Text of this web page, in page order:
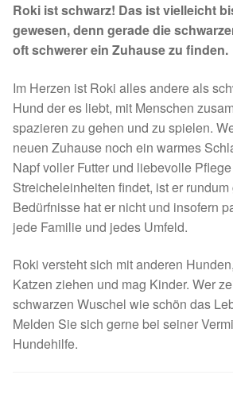
Januar bis Juni 2024
Juli bis Dezember 2023
Januar bis Juni 2023
Spenden 2022
Juli bis Dezember 2022
Januar bis Juni 2022
Spenden 2021
Roki ist schwarz! Das ist vielleicht
gewesen, denn gerade die
oft schwerer ein Zuhause zu finden.
Im Herzen ist Roki alles andere als
Hund der es liebt, mit Menschen
spazieren zu gehen und zu spielen.
neuen Zuhause noch ein warmes
Napf voller Futter und liebevolle
Streicheleinheiten findet, ist er
Bedürfnisse hat er nicht und insofern
jede Familie und jedes Umfeld.
Roki versteht sich mit anderen
Katzen ziehen und mag Kinder. Wer
schwarzen Wuschel wie schön das
Melden Sie sich gerne bei seiner
Hundehilfe.